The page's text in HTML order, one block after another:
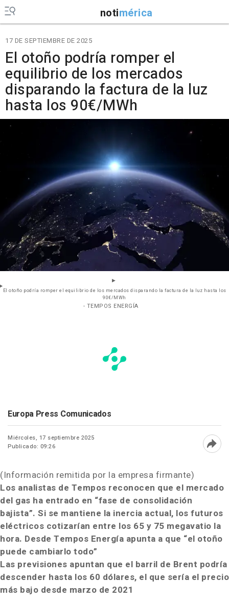
notimérica
17 DE SEPTIEMBRE DE 2025
El otoño podría romper el
equilibrio de los mercados
disparando la factura de la luz
hasta los 90€/MWh
El otoño podría romper el equilibrio de los mercados disparando la factura de la luz hasta los
90€/MWh
- TEMPOS ENERGÍA
Europa Press Comunicados
Miércoles, 17 septiembre 2025
Publicado: 09:26
(Información remitida por la empresa firmante)
Los analistas de Tempos reconocen que el mercado
del gas ha entrado en “fase de consolidación
bajista”. Si se mantiene la inercia actual, los futuros
eléctricos cotizarían entre los 65 y 75 megavatio la
hora. Desde Tempos Energía apunta a que “el otoño
puede cambiarlo todo”
Las previsiones apuntan que el barril de Brent podría
descender hasta los 60 dólares, el que sería el precio
más bajo desde marzo de 2021